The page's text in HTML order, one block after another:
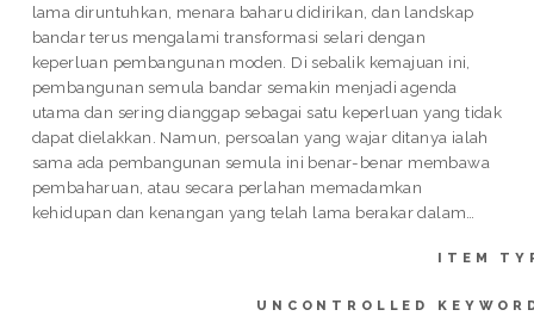
lama diruntuhkan, menara baharu didirikan, dan landskap
bandar terus mengalami transformasi selari dengan
keperluan pembangunan moden. Di sebalik kemajuan ini,
pembangunan semula bandar semakin menjadi agenda
utama dan sering dianggap sebagai satu keperluan yang tidak
dapat dielakkan. Namun, persoalan yang wajar ditanya ialah
sama ada pembangunan semula ini benar-benar membawa
pembaharuan, atau secara perlahan memadamkan
kehidupan dan kenangan yang telah lama berakar dalam…
ITEM
UNCONTROLLED